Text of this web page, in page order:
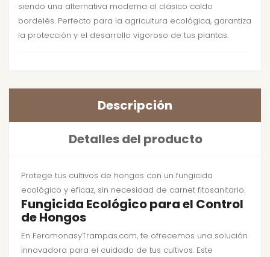
siendo una alternativa moderna al clásico caldo
bordelés. Perfecto para la agricultura ecológica, garantiza
la protección y el desarrollo vigoroso de tus plantas.
Descripción
Detalles del producto
Protege tus cultivos de hongos con un fungicida
ecológico y eficaz, sin necesidad de carnet fitosanitario.
Fungicida Ecológico para el Control
de Hongos
En FeromonasyTrampas.com, te ofrecemos una solución
innovadora para el cuidado de tus cultivos. Este